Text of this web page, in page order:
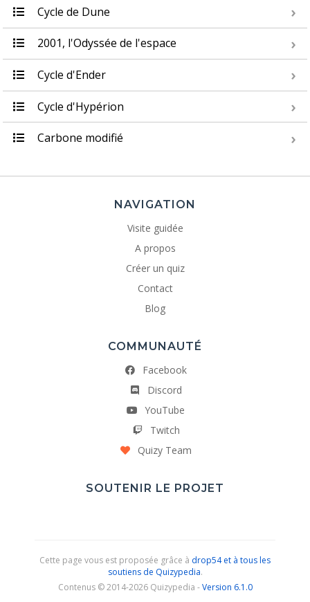
Cycle de Dune
2001, l'Odyssée de l'espace
Cycle d'Ender
Cycle d'Hypérion
Carbone modifié
NAVIGATION
Visite guidée
A propos
Créer un quiz
Contact
Blog
COMMUNAUTÉ
Facebook
Discord
YouTube
Twitch
Quizy Team
SOUTENIR LE PROJET
Cette page vous est proposée grâce à drop54 et à tous les
soutiens de Quizypedia.
Contenus © 2014-2026 Quizypedia -Version 6.1.0